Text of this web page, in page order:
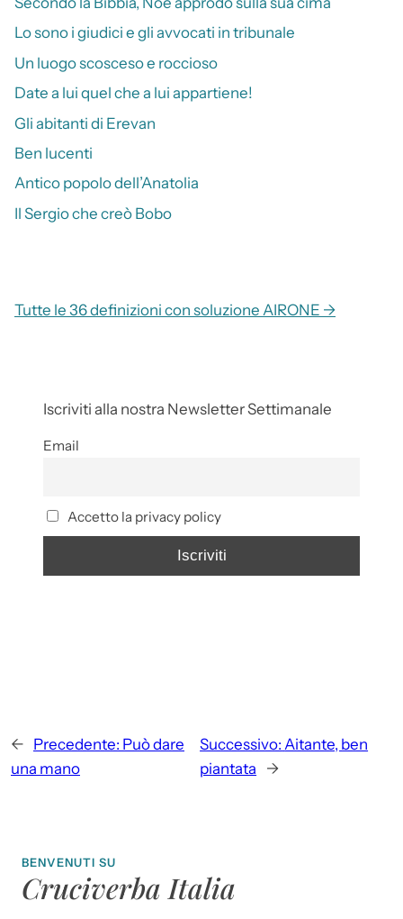
Lo sono i giudici e gli avvocati in tribunale
Un luogo scosceso e roccioso
Date a lui quel che a lui appartiene!
Gli abitanti di Erevan
Ben lucenti
Antico popolo dell’Anatolia
Il Sergio che creò Bobo
Tutte le 36 definizioni con soluzione AIRONE →
Iscriviti alla nostra Newsletter Settimanale
Email
Accetto la privacy policy
← Precedente: Può dare
una mano
Successivo: Aitante, ben
piantata
→
BENVENUTI SU
Cruciverba Italia